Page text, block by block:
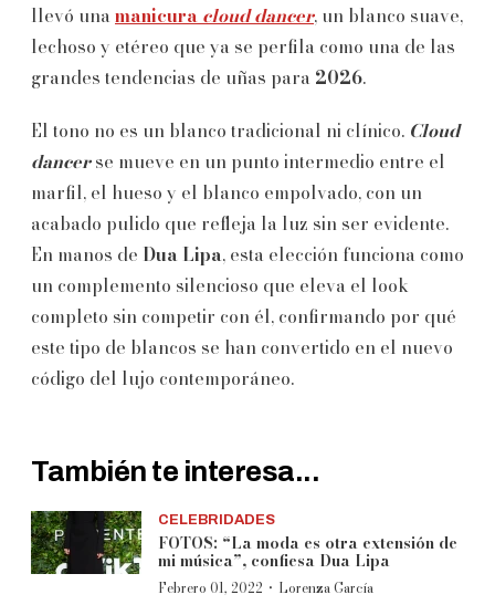
llevó una manicura cloud dancer, un blanco suave,
lechoso y etéreo que ya se perfila como una de las
grandes tendencias de uñas para 2026.
El tono no es un blanco tradicional ni clínico. Cloud
dancerse mueve en un punto intermedio entre el
marfil, el hueso y el blanco empolvado, con un
acabado pulido que refleja la luz sin ser evidente.
En manos de Dua Lipa, esta elección funciona como
un complemento silencioso que eleva el look
completo sin competir con él, confirmando por qué
este tipo de blancos se han convertido en el nuevo
código del lujo contemporáneo.
También te interesa...
CELEBRIDADES
FOTOS: “La moda es otra extensión de
mi música”, confiesa Dua Lipa
Febrero 01, 2022 · Lorenza García